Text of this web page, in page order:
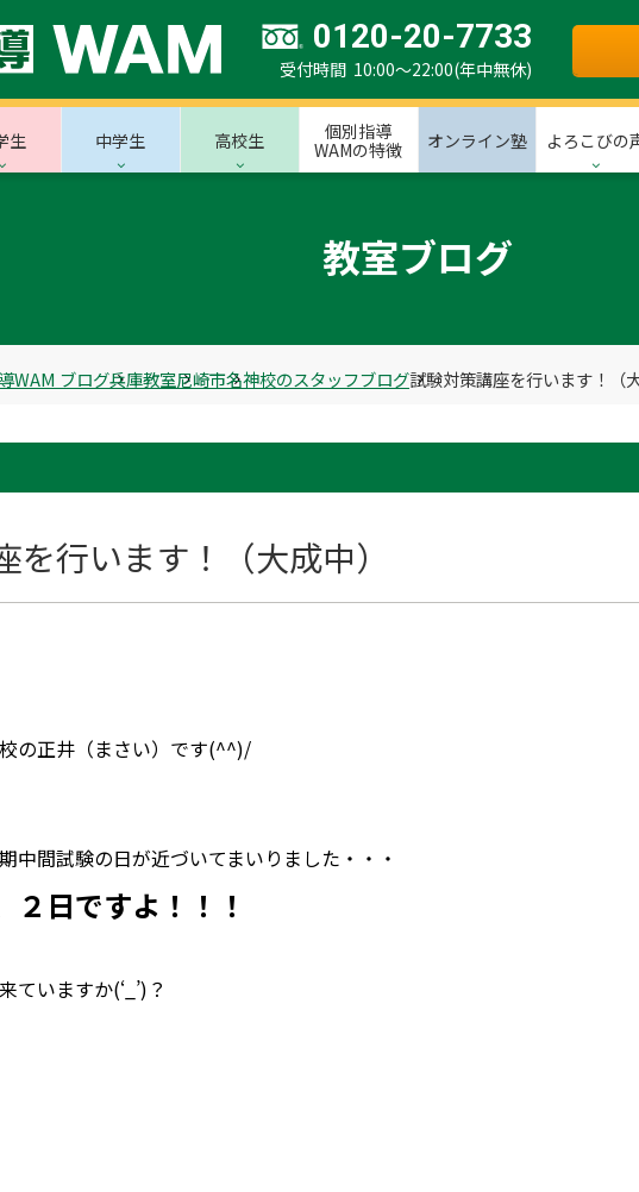
0120-20-7733
受付時間 10:00～22:00(年中無休)
生 中学生 高校生
個別指導
WAMの特徴
オンライン塾 よろこびの
教室ブログ
WAM ブログ兵庫教室尼崎市名神校のスタッフブログ試験対策講座を行います！（大
を行います！（大成中）
の正井（まさい）です(^^)/
中間試験の日が近づいてまいりました・・・
２日ですよ！！！
ていますか(‘_’)？